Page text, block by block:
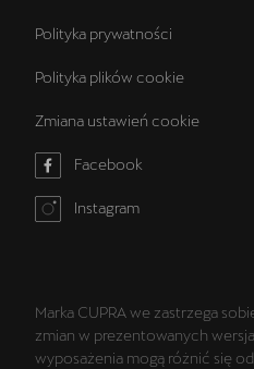
Polityka prywatności
Polityka plików cookie
Zmiana ustawień cookie
Facebook
Instagram
Marka CUPRA we zastrzega
zmian w prezentowanych
wyposażenia mogą różnić się